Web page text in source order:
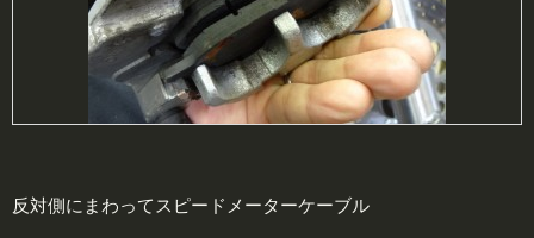
反対側にまわってスピードメーターケーブル